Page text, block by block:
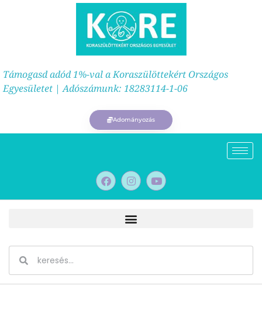
Támogasd adód 1%-val a Koraszülöttekért Országos
Egyesületet | Adószámunk: 18283114-1-06
Adományozás